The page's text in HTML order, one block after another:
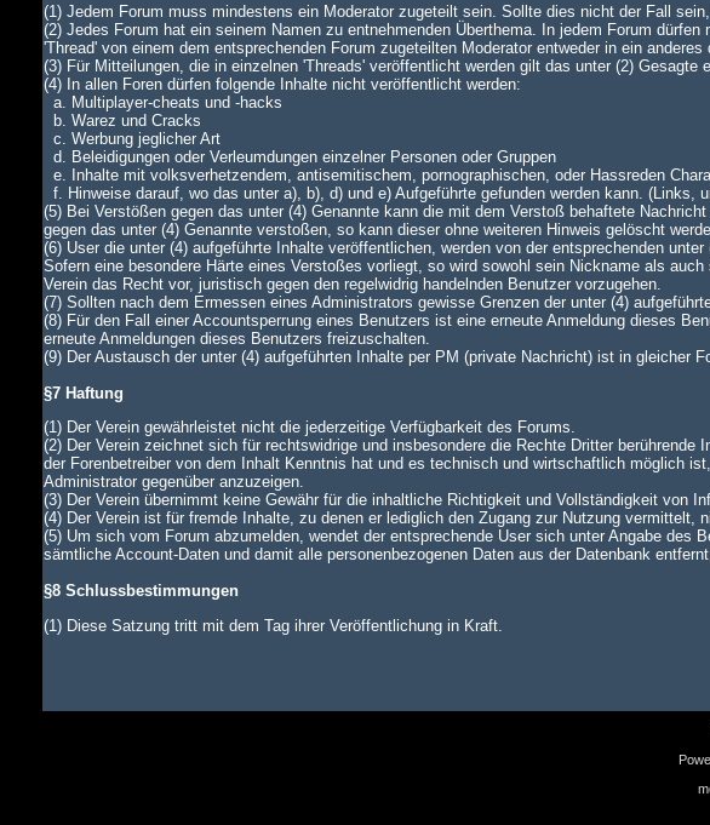
(1) Jedem Forum muss mindestens ein Moderator zugeteilt sein. Sollte dies nicht der Fall
(2) Jedes Forum hat ein seinem Namen zu entnehmenden Überthema. In jedem Forum
'Thread' von einem dem entsprechenden Forum zugeteilten Moderator entweder in ein
(3) Für Mitteilungen, die in einzelnen 'Threads' veröffentlicht werden gilt das unter (2) Gesagte
(4) In allen Foren dürfen folgende Inhalte nicht veröffentlicht werden:
a. Multiplayer-cheats und -hacks
b. Warez und Cracks
c. Werbung jeglicher Art
d. Beleidigungen oder Verleumdungen einzelner Personen oder Gruppen
e. Inhalte mit volksverhetzendem, antisemitischem, pornographischen, oder Hassreden
f. Hinweise darauf, wo das unter a), b), d) und e) Aufgeführte gefunden werden kann. (Links,
(5) Bei Verstößen gegen das unter (4) Genannte kann die mit dem Verstoß behaftete
gegen das unter (4) Genannte verstoßen, so kann dieser ohne weiteren Hinweis gelöscht
(6) User die unter (4) aufgeführte Inhalte veröffentlichen, werden von der entsprechenden
Sofern eine besondere Härte eines Verstoßes vorliegt, so wird sowohl sein Nickname als
Verein das Recht vor, juristisch gegen den regelwidrig handelnden Benutzer vorzugehen.
(7) Sollten nach dem Ermessen eines Administrators gewisse Grenzen der unter (4)
(8) Für den Fall einer Accountsperrung eines Benutzers ist eine erneute Anmeldung dieses
erneute Anmeldungen dieses Benutzers freizuschalten.
(9) Der Austausch der unter (4) aufgeführten Inhalte per PM (private Nachricht) ist in gleicher
§7 Haftung
(1) Der Verein gewährleistet nicht die jederzeitige Verfügbarkeit des Forums.
(2) Der Verein zeichnet sich für rechtswidrige und insbesondere die Rechte Dritter
der Forenbetreiber von dem Inhalt Kenntnis hat und es technisch und wirtschaftlich möglich
Administrator gegenüber anzuzeigen.
(3) Der Verein übernimmt keine Gewähr für die inhaltliche Richtigkeit und Vollständigkeit von
(4) Der Verein ist für fremde Inhalte, zu denen er lediglich den Zugang zur Nutzung vermittelt,
(5) Um sich vom Forum abzumelden, wendet der entsprechende User sich unter Angabe des
sämtliche Account-Daten und damit alle personenbezogenen Daten aus der Datenbank
§8 Schlussbestimmungen
(1) Diese Satzung tritt mit dem Tag ihrer Veröffentlichung in Kraft.